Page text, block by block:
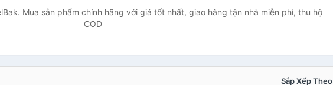
Mua sản phẩm chính hãng với giá tốt nhất, giao hàng tận nhà miễn phí, thu hộ
COD
Sắp Xếp Theo